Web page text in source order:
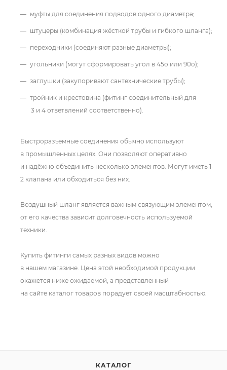
муфты для соединения подводов одного диаметра;
штуцеры (комбинация жёсткой трубы и гибкого шланга);
переходники (соединяют разные диаметры);
угольники (могут сформировать угол в 45o или 90o);
заглушки (закупоривают сантехнические трубы);
тройник и крестовина (фитинг соединительный для
3 и 4 ответвлений соответственно).
Быстроразъемные соединения обычно используют
в промышленных целях. Они позволяют оперативно
и надёжно объединить несколько элементов. Могут иметь 1-
2 клапана или обходиться без них.
Воздушный шланг является важным связующим элементом,
от его качества зависит долговечность используемой
техники.
Купить фитинги самых разных видов можно
в нашем магазине. Цена этой необходимой продукции
окажется ниже ожидаемой, а представленный
на сайте каталог товаров порадует своей масштабностью.
КАТАЛОГ